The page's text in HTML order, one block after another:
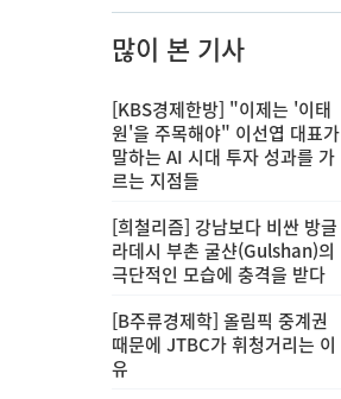
많이 본 기사
[KBS경제한방] "이제는 '이태
원'을 주목해야" 이선엽 대표가
말하는 AI 시대 투자 성과를 가
르는 지점들
[희철리즘] 강남보다 비싼 방글
라데시 부촌 굴샨(Gulshan)의
극단적인 모습에 충격을 받다
[B주류경제학] 올림픽 중계권
때문에 JTBC가 휘청거리는 이
유